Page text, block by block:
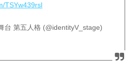
TSYw439rsl
台 第五人格 (@identityV_stage)